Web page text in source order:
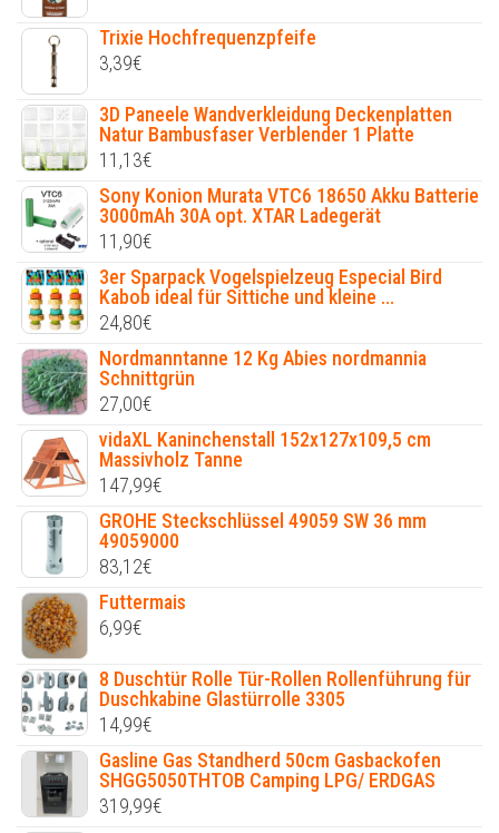
Trixie Hochfrequenzpfeife
3,39€
3D Paneele Wandverkleidung Deckenplatten
Natur Bambusfaser Verblender 1 Platte
11,13€
Sony Konion Murata VTC6 18650 Akku Batterie
3000mAh 30A opt. XTAR Ladegerät
11,90€
3er Sparpack Vogelspielzeug Especial Bird
Kabob ideal für Sittiche und kleine ...
24,80€
Nordmanntanne 12 Kg Abies nordmannia
Schnittgrün
27,00€
vidaXL Kaninchenstall 152x127x109,5 cm
Massivholz Tanne
147,99€
GROHE Steckschlüssel 49059 SW 36 mm
49059000
83,12€
Futtermais
6,99€
8 Duschtür Rolle Tür-Rollen Rollenführung für
Duschkabine Glastürrolle 3305
14,99€
Gasline Gas Standherd 50cm Gasbackofen
SHGG5050THTOB Camping LPG/ ERDGAS
319,99€